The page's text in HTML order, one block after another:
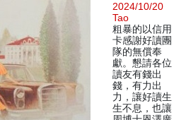
2024/10/20
Tao
粗暴的以信用
卡感謝好讀團
隊的無償奉
獻。懇請各位
讀友有錢出
錢，有力出
力，讓好讀生
生不息，也讓